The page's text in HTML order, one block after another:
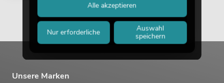
Unsere Marken
Nur erforderliche
Auswahl
speichern
Alle akzeptieren